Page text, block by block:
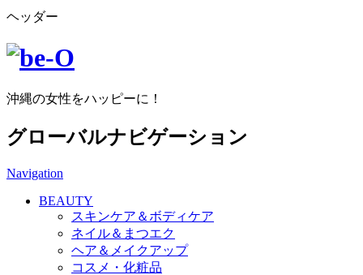
ヘッダー
沖縄の女性をハッピーに！
グローバルナビゲーション
Navigation
BEAUTY
スキンケア＆ボディケア
ネイル＆まつエク
ヘア＆メイクアップ
コスメ・化粧品